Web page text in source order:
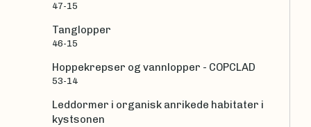
47-15
Tanglopper
46-15
Hoppekrepser og vannlopper - COPCLAD
53-14
Leddormer i organisk anrikede habitater i
kystsonen